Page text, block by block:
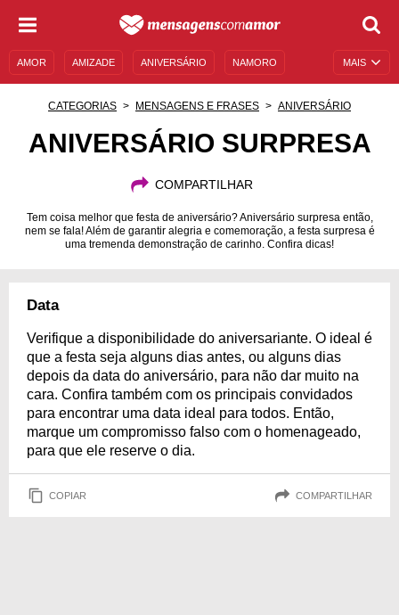
MAIS
AMOR AMIZADE ANIVERSÁRIO NAMORO
AUTOAJUDA
CATEGORIAS MENSAGENS E FRASES ANIVERSÁRIO
ANIVERSÁRIO SURPRESA
COMPARTILHAR
Tem coisa melhor que festa de aniversário? Aniversário surpresa então,
nem se fala! Além de garantir alegria e comemoração, a festa surpresa é
uma tremenda demonstração de carinho. Confira dicas!
Data
Verifique a disponibilidade do aniversariante. O ideal é
que a festa seja alguns dias antes, ou alguns dias
depois da data do aniversário, para não dar muito na
cara. Confira também com os principais convidados
para encontrar uma data ideal para todos. Então,
marque um compromisso falso com o homenageado,
para que ele reserve o dia.
COPIAR COMPARTILHAR